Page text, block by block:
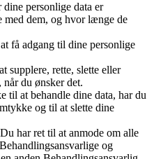
personlige data er
med dem, og hvor længe de
få adgang til dine personlige
supplere, rette, slette eller
du ønsker det.
til at behandle dine data, har du
og til at slette dine
har ret til at anmode om alle
og